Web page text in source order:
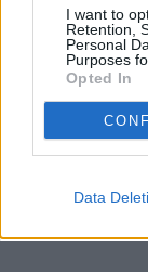
I want to
Retention,
Personal
Purposes
Opted In
Data
Το άρθρο δεν έχει
Βαθμολογήστε